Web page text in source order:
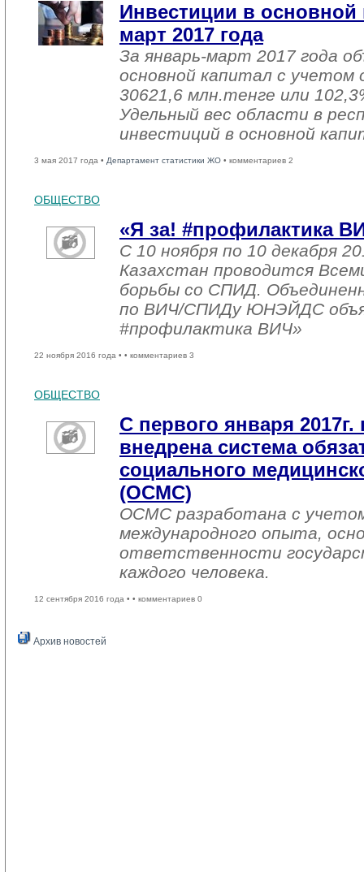
Инвестиции в основной
март 2017 года
За январь-март 2017 года
основной капитал с учетом
30621,6 млн.тенге или
Удельный вес области в
инвестиций в основной
3 мая 2017 года • Департамент статистики ЖО • комментариев 2
ОБЩЕСТВО
«Я за! #профилактика
С 10 ноября по 10 декабря
Казахстан проводится
борьбы со СПИД.
по ВИЧ/СПИДу ЮНЭЙДС
#профилактика ВИЧ»
22 ноября 2016 года • • комментариев 3
ОБЩЕСТВО
С первого января 2017г.
внедрена система
социального
(ОСМС)
ОСМС разработана с
международного опыта,
ответственности
каждого человека.
12 сентября 2016 года • • комментариев 0
Архив новостей